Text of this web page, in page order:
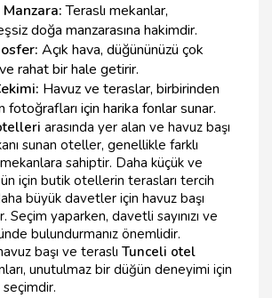
Teraslı mekanlar,
doğa manzarasına hakimdir.
Açık hava, düğününüzü çok
rahat bir hale getirir.
Havuz ve teraslar, birbirinden
fotoğrafları için harika fonlar sunar.
arasında yer alan ve havuz başı
sunan oteller, genellikle farklı
sahiptir. Daha küçük ve
için butik otellerin terasları tercih
büyük davetler için havuz başı
Seçim yaparken, davetli sayınızı ve
bulundurmanız önemlidir.
başı ve teraslı Tunceli otel
unutulmaz bir düğün deneyimi için